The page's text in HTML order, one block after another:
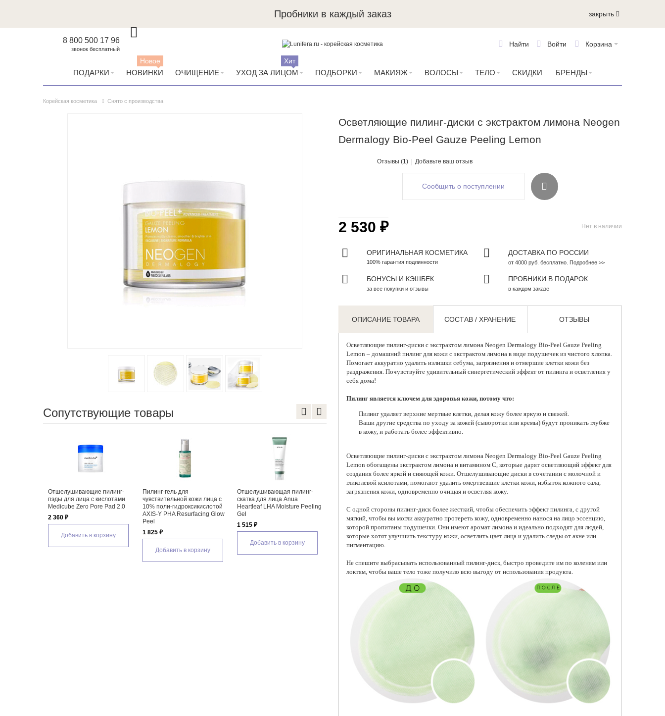
Пробники в каждый заказ закрыть
8 800 500 17 96
звонок бесплатный
Корзина
Войти
Найти
ПОДАРКИ НОВИНКИ
Новое
ОЧИЩЕНИЕ УХОД ЗА ЛИЦОМ
Хит
ПОДБОРКИ МАКИЯЖ ВОЛОСЫ ТЕЛО СКИДКИ БРЕНДЫ
Корейская косметика Снято с производства
Осветляющие пилинг-диски с экстрактом лимона Neogen
Dermalogy Bio-Peel Gauze Peeling Lemon
Отзывы (1) Добавьте ваш отзыв
Сопутствующие товары
Отшелушивающая пилинг-
скатка для лица Anua
Heartleaf LHA Moisture Peeling
Gel
1 515 ₽
Осветляющие диски для тела
Celimax Ji Woo Gae One Step
Body Brightening Pad
1 660 ₽
Добавить в корзину
Отшелушивающие тонер-
пэды для лица Anua Heartleaf
77% Toner Pad
2 155 ₽
Очищающие пилинг-пэды для
Peeling Pad
2 120 ₽
Добавить в корзину
Отшелушивающие
для лица Celimax Ji Woo Gae
Heartleaf BHA Peeling Pad
1 700 ₽
Celimax Ji Woo Gae Cica BHA
Blemish Toner Pad
1 940 ₽
Сообщить о поступлении
Нет в наличии
2 530 ₽
ОРИГИНАЛЬНАЯ КОСМЕТИКА
100% гарантия подлинности
ДОСТАВКА ПО РОССИИ
от 4000 руб. бесплатно. Подробнее >>
БОНУСЫ И КЭШБЕК
за все покупки и отзывы
ПРОБНИКИ В ПОДАРОК
в каждом заказе
ОПИСАНИЕ ТОВАРА СОСТАВ / ХРАНЕНИЕ ОТЗЫВЫ
Осветляющие пилинг-дискис экстрактом лимона Neogen Dermalogy Bio-Peel Gauze Peeling
Lemon – домашний пилинг для кожи с экстрактом лимона в виде подушечек из чистого хлопка.
Помогает аккуратно удалить излишки себума, загрязнения и отмершие клетки кожи без
раздражения. Почувствуйте удивительный синергетический эффект от пилинга и осветления у
себя дома!
Пилинг является ключем для здоровья кожи, потому что:
Пилинг удаляет верхние мертвые клетки, делая кожу более яркую и свежей.
Ваши другие средства по уходу за кожей (сыворотки или кремы) будут проникать глубже
в кожу, и работать более эффективно.
Осветляющие пилинг-диски с экстрактом лимона Neogen Dermalogy Bio-Peel Gauze Peeling
Lemon обогащены экстрактом лимона и витамином С, которые дарят осветляющий эффект для
создания более яркой и сияющей кожи. Отшелушивающие диски в сочетании с молочной и
гликолевой ксилотами, помогают удалить омертвевшие клетки кожи, избыток кожного сала,
загрязнения кожи, одновременно очищая и осветляя кожу.
С одной стороны пилинг-диск более жесткий, чтобы обеспечить эффект пилинга, с другой
мягкий, чтобы вы могли аккуратно протереть кожу, одновременно нанося на лицо эссенцию,
которой пропитаны подушечки. Они имеют аромат лимона и идеально подходят для людей,
которые хотят улучшить текстуру кожи, осветлить цвет лица и удалить следы от акне или
пигментацию.
Не спешите выбрасывать использованный пилинг-диск, быстро проведите им по коленям или
локтям, чтобы ваше тело тоже получило всю выгоду от использования продукта.